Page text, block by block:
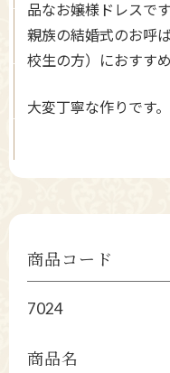
品なお嬢様ドレスです
親族の結婚式のお呼
校生の方）におすすめ
大変丁寧な作りです。
商品コード
7024
商品名